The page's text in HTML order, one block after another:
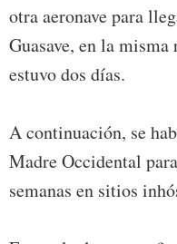
otra aeronave para
Guasave, en la
estuvo dos días.
A continuación, se
Madre Occidental
semanas en sitios